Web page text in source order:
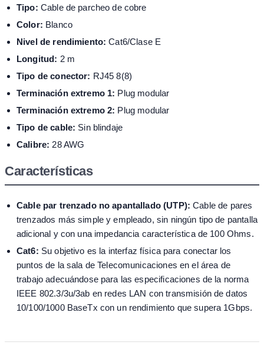
Tipo: Cable de parcheo de cobre
Color: Blanco
Nivel de rendimiento: Cat6/Clase E
Longitud: 2 m
Tipo de conector: RJ45 8(8)
Terminación extremo 1: Plug modular
Terminación extremo 2: Plug modular
Tipo de cable: Sin blindaje
Calibre: 28 AWG
Características
Cable par trenzado no apantallado (UTP): Cable de pares
trenzados más simple y empleado, sin ningún tipo de pantalla
adicional y con una impedancia característica de 100 Ohms.
Cat6: Su objetivo es la interfaz física para conectar los
puntos de la sala de Telecomunicaciones en el área de
trabajo adecuándose para las especificaciones de la norma
IEEE 802.3/3u/3ab en redes LAN con transmisión de datos
10/100/1000 BaseTx con un rendimiento que supera 1Gbps.